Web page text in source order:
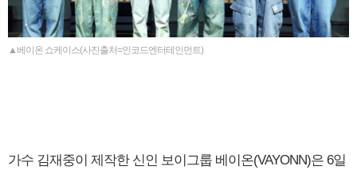
▲베이온 쇼케이스(사진출처=인코드엔터테인먼트)
가수 김재중이 제작한 신인 보이그룹 베이온(VAYONN)은 6일